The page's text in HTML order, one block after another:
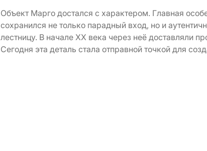
Объект Марго достался с характером. Главная
сохранился не только парадный вход, но и
лестницу. В начале XX века через неё доставляли
Сегодня эта деталь стала отправной точкой для